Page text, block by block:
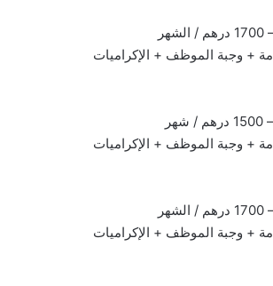
+ وجبة الموظف + الإكراميات
+ وجبة الموظف + الإكراميات
+ وجبة الموظف + الإكراميات